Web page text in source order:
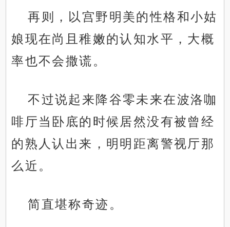
再则，以宫野明美的性格和小姑
娘现在尚且稚嫩的认知水平，大概
率也不会撒谎。
不过说起来降谷零未来在波洛咖
啡厅当卧底的时候居然没有被曾经
的熟人认出来，明明距离警视厅那
么近。
简直堪称奇迹。